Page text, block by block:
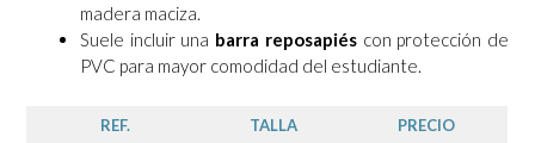
madera maciza.
Suele incluir una barra reposapiéscon protección de
PVC para mayor comodidad del estudiante.
REF. TALLA
PRECIO